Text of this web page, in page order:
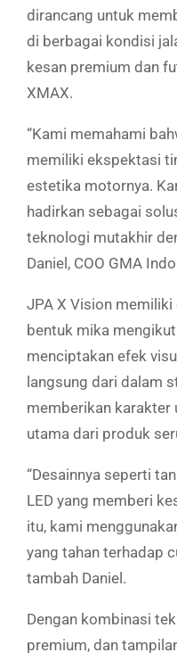
dirancang untuk
di berbagai kondisi
kesan premium dan
XMAX.
“Kami memahami
memiliki ekspektasi
estetika motornya.
hadirkan sebagai
teknologi mutakhir
Daniel, COO GMA
JPA X Vision
bentuk mika
menciptakan efek
langsung dari dalam
memberikan karakter
utama dari produk
“Desainnya seperti
LED yang memberi
itu, kami
yang tahan terhadap
tambah Daniel.
Dengan kombinasi
premium, dan